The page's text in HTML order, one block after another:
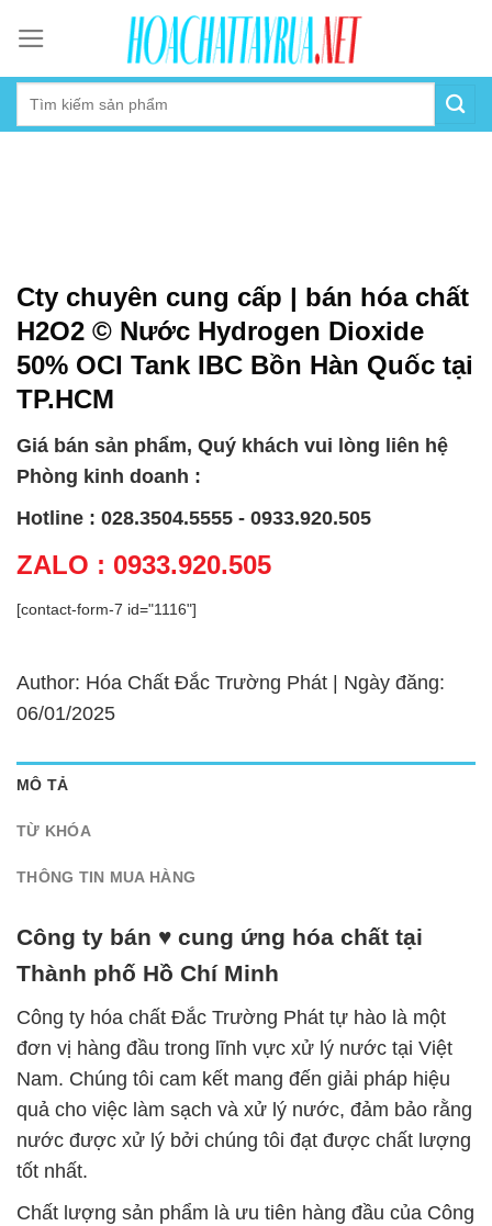
content
Cty chuyên cung cấp | bán hóa chất
H2O2 © Nước Hydrogen Dioxide
50% OCI Tank IBC Bồn Hàn Quốc tại
TP.HCM
Giá bán sản phẩm, Quý khách vui lòng liên hệ
Phòng kinh doanh :
Hotline : 028.3504.5555 - 0933.920.505
ZALO : 0933.920.505
[contact-form-7 id="1116"]
Author: Hóa Chất Đắc Trường Phát | Ngày đăng:
06/01/2025
MÔ TẢ
TỪ KHÓA
THÔNG TIN MUA HÀNG
Công ty bán ♥ cung ứng hóa chất tại
Thành phố Hồ Chí Minh
Công ty hóa chất Đắc Trường Phát tự hào là một
đơn vị hàng đầu trong lĩnh vực xử lý nước tại Việt
Nam. Chúng tôi cam kết mang đến giải pháp hiệu
quả cho việc làm sạch và xử lý nước, đảm bảo rằng
nước được xử lý bởi chúng tôi đạt được chất lượng
tốt nhất.
Chất lượng sản phẩm là ưu tiên hàng đầu của Công